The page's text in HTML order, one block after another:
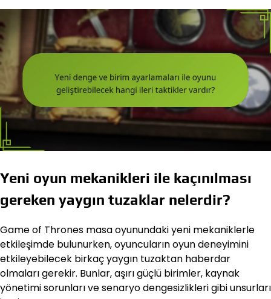
Yeni oyun mekanikleri ile kaçınılması
gereken yaygın tuzaklar nelerdir?
Game of Thrones masa oyunundaki yeni mekaniklerle
etkileşimde bulunurken, oyuncuların oyun deneyimini
etkileyebilecek birkaç yaygın tuzaktan haberdar
olmaları gerekir. Bunlar, aşırı güçlü birimler, kaynak
yönetimi sorunları ve senaryo dengesizlikleri gibi unsurları